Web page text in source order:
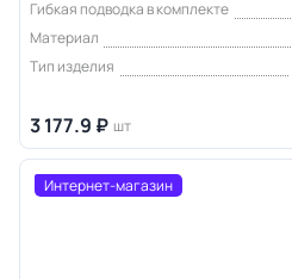
Гибкая подводка в комплекте
Материал
Тип изделия
3 177.9 ₽ шт
Интернет-магазин